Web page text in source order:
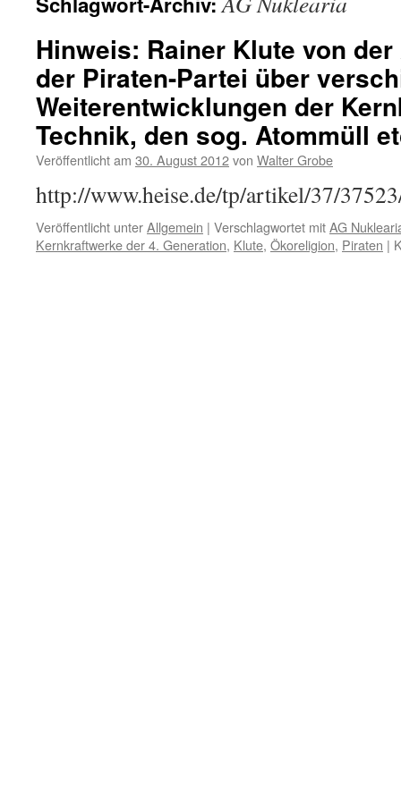
Hinweis: Rainer Klute von
der Piraten-Partei über
Weiterentwicklungen der
Technik, den sog. Atommüll
Veröffentlicht am 30. August 2012von Walter Grobe
http://www.heise.de/tp/artikel/37/
Veröffentlicht unterAllgemein | Verschlagwortet mitAG
Kernkraftwerke der 4. Generation, Klute, Ökoreligion, Piraten |